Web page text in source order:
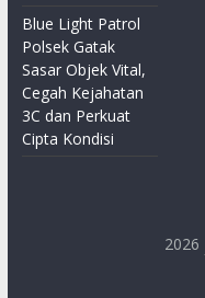
Blue Light Patrol
Polsek Gatak
Sasar Objek Vital,
Cegah Kejahatan
3C dan Perkuat
Cipta Kondisi
2026